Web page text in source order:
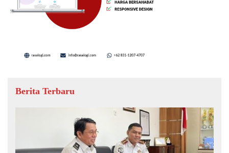
Berita Terbaru